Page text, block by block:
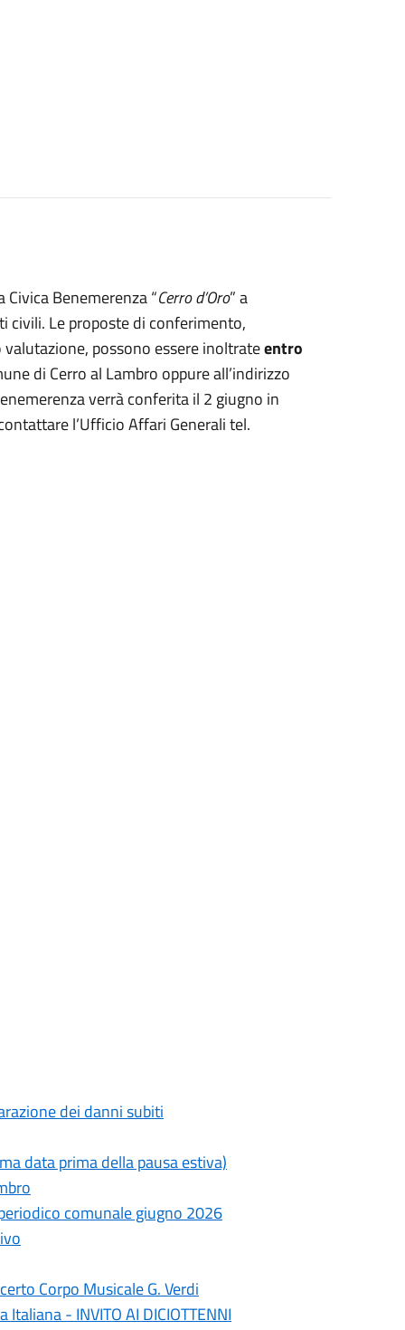
Benemerenza “Cerro d’Oro” a
civili. Le proposte di conferimento,
possono essere inoltrateentro
di Cerro al Lambro oppure all’indirizzo
verrà conferita il 2 giugno in
l’Ufficio Affari Generali tel.
dei danni subiti
data prima della pausa estiva)
comunale giugno 2026
Corpo Musicale G. Verdi
- INVITO AI DICIOTTENNI